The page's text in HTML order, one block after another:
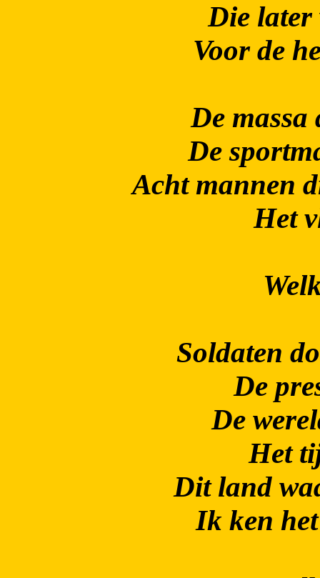
Die later
Voor de
De massa
De
Acht mannen
Het
Soldaten
De
De
Het
Dit land
Ik ken